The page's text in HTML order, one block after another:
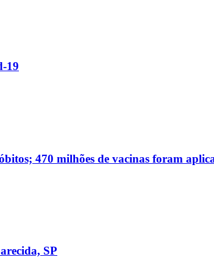
19
470 milhões de vacinas foram
SP